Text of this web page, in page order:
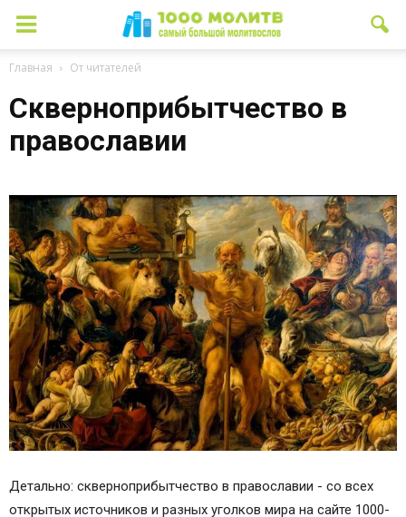
Главная От читателей
Скверноприбытчество в
православии
Детально: скверноприбытчество в православии - со всех
открытых источников и разных уголков мира на сайте 1000-